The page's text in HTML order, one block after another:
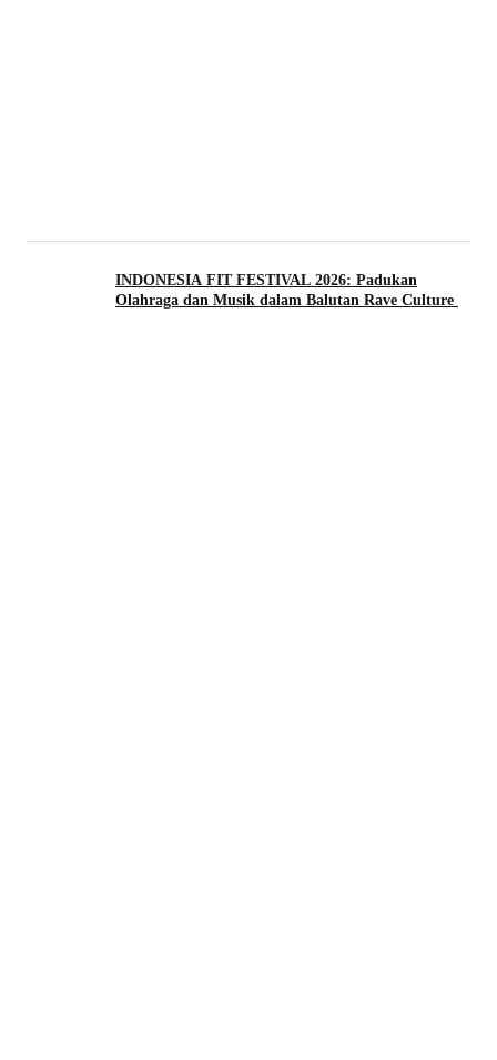
INDONESIA FIT FESTIVAL 2026: Padukan
Olahraga dan Musik dalam Balutan Rave Culture